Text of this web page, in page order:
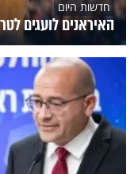
חדשות היום
האיראנים לועגים